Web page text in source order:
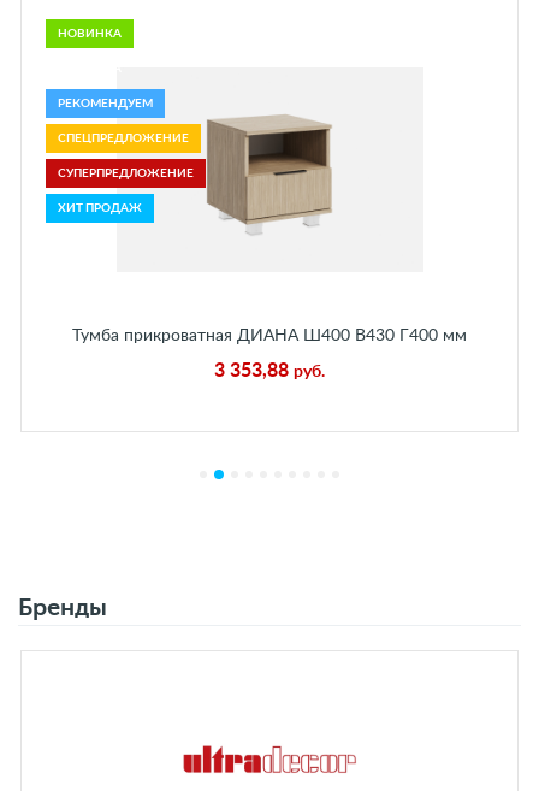
НОВИНКА
РЕКОМЕНДУЕМ
СПЕЦПРЕДЛОЖЕНИЕ
СУПЕРПРЕДЛОЖЕНИЕ
ХИТ ПРОДАЖ
Тумба прикроватная ДИАНА Ш400 В430 Г400 мм
3 353,88 руб.
Бренды